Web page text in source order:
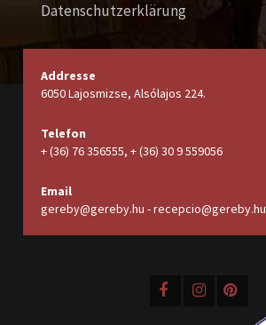
Datenschutzerklärung
Addresse
6050 Lajosmizse, Alsólajos 224.
Telefon
+ (36) 76 356555, + (36) 30 9 559056
Email
gereby@gereby.hu - recepcio@gereby.hu